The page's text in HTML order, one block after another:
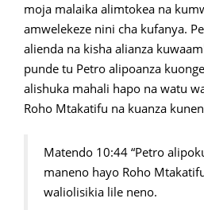
moja malaika alimtokea na
amwelekeze nini cha kufanya.
alienda na kisha alianza
punde tu Petro alipoanza
alishuka mahali hapo na watu
Roho Mtakatifu na kuanza
Matendo 10:44 “Petro
maneno hayo Roho
waliolisikia lile neno.